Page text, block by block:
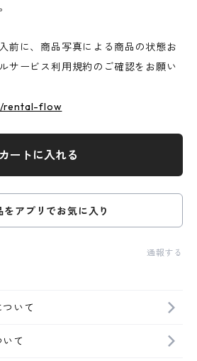
前に、商品写真による商品の状態お
サービス利用規約のご確認をお願い
rental-flow
カートに入れる
をアプリでお気に入り
通報する
いて
て